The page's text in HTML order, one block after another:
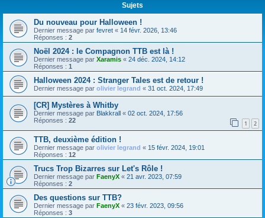
Sujets
Du nouveau pour Halloween !
Dernier message par fevret « 14 févr. 2026, 13:46
Réponses : 2
Noël 2024 : le Compagnon TTB est là !
Dernier message par Xaramis « 24 déc. 2024, 14:12
Réponses : 1
Halloween 2024 : Stranger Tales est de retour !
Dernier message par olivier legrand « 31 oct. 2024, 17:49
[CR] Mystères à Whitby
Dernier message par Blakkrall « 02 oct. 2024, 17:56
Réponses : 22 1 2
TTB, deuxième édition !
Dernier message par olivier legrand « 15 févr. 2024, 19:01
Réponses : 12
Trucs Trop Bizarres sur Let's Rôle !
Dernier message par FaenyX « 21 avr. 2023, 07:59
Réponses : 2
Des questions sur TTB?
Dernier message par FaenyX « 23 févr. 2023, 09:56
Réponses : 3